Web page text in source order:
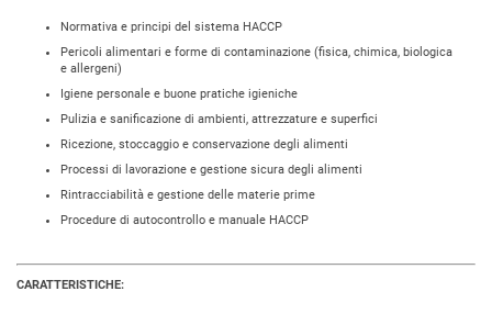
Normativa e principi del sistema HACCP
Pericoli alimentari e forme di contaminazione (fisica, chimica, biologica
e allergeni)
Igiene personale e buone pratiche igieniche
Pulizia e sanificazione di ambienti, attrezzature e superfici
Ricezione, stoccaggio e conservazione degli alimenti
Processi di lavorazione e gestione sicura degli alimenti
Rintracciabilità e gestione delle materie prime
Procedure di autocontrollo e manuale HACCP
CARATTERISTICHE: